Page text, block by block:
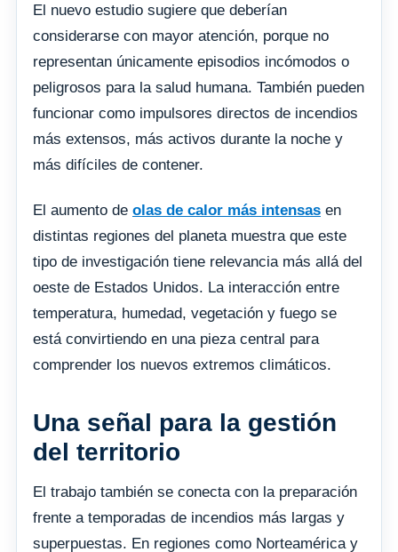
El nuevo estudio sugiere que deberían
considerarse con mayor atención, porque no
representan únicamente episodios incómodos o
peligrosos para la salud humana. También pueden
funcionar como impulsores directos de incendios
más extensos, más activos durante la noche y
más difíciles de contener.
El aumento de olas de calor más intensas en
distintas regiones del planeta muestra que este
tipo de investigación tiene relevancia más allá del
oeste de Estados Unidos. La interacción entre
temperatura, humedad, vegetación y fuego se
está convirtiendo en una pieza central para
comprender los nuevos extremos climáticos.
Una señal para la gestión
del territorio
El trabajo también se conecta con la preparación
frente a temporadas de incendios más largas y
superpuestas. En regiones como Norteamérica y